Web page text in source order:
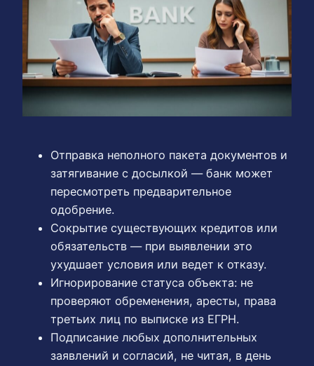
Отправка неполного пакета документов и
затягивание с досылкой — банк может
пересмотреть предварительное
одобрение.
Сокрытие существующих кредитов или
обязательств — при выявлении это
ухудшает условия или ведет к отказу.
Игнорирование статуса объекта: не
проверяют обременения, аресты, права
третьих лиц по выписке из ЕГРН.
Подписание любых дополнительных
заявлений и согласий, не читая, в день